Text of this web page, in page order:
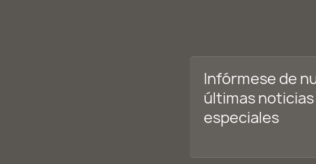
Infórmese de
últimas
especiales